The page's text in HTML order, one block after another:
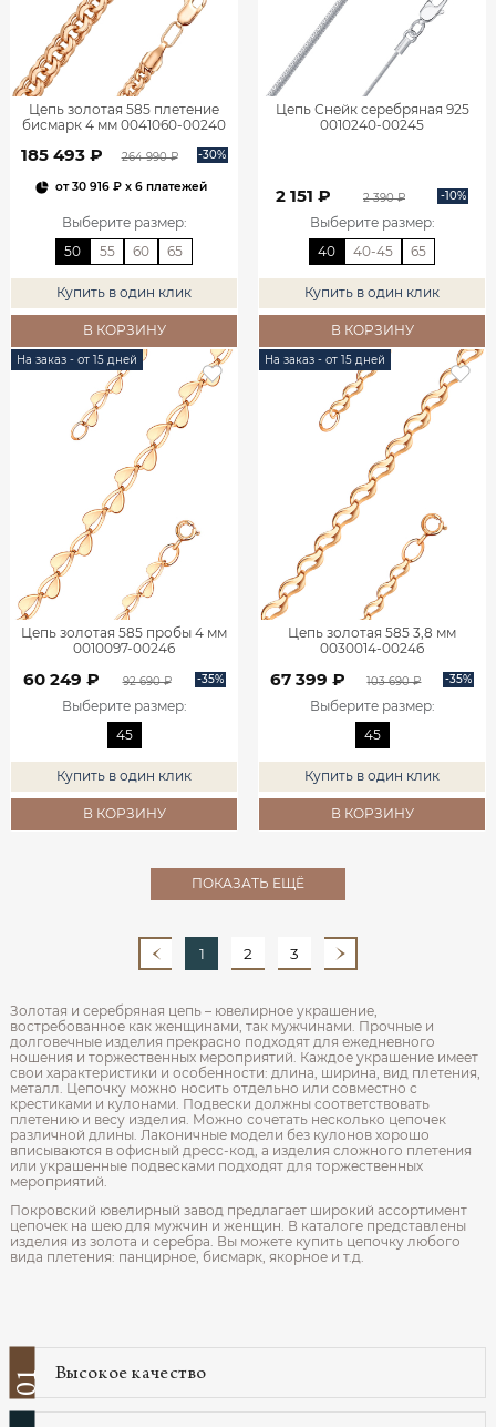
Цепь золотая 585 плетение
бисмарк 4 мм 0041060-00240
185 493 ₽ 264 990 ₽ -30%
от30 916 ₽x 6 платежей
Выберите размер:
50
55 60 65
Купить в один клик
В КОРЗИНУ
Цепь Снейк серебряная 925
0010240-00245
2 151 ₽ 2 390 ₽ -10%
Выберите размер:
40
40-45 65
Купить в один клик
В КОРЗИНУ
На заказ - от 15 дней
Цепь золотая 585 пробы 4 мм
0010097-00246
60 249 ₽ 92 690 ₽ -35%
Выберите размер:
45
Купить в один клик
В КОРЗИНУ
На заказ - от 15 дней
Цепь золотая 585 3,8 мм
0030014-00246
67 399 ₽ 103 690 ₽ -35%
Выберите размер:
45
Купить в один клик
В КОРЗИНУ
ПОКАЗАТЬ ЕЩЁ
1 2 3
Золотая и серебряная цепь – ювелирное украшение,
востребованное как женщинами, так мужчинами. Прочные и
долговечные изделия прекрасно подходят для ежедневного
ношения и торжественных мероприятий. Каждое украшение имеет
свои характеристики и особенности: длина, ширина, вид плетения,
металл. Цепочку можно носить отдельно или совместно с
крестиками и кулонами. Подвески должны соответствовать
плетению и весу изделия. Можно сочетать несколько цепочек
различной длины. Лаконичные модели без кулонов хорошо
вписываются в офисный дресс-код, а изделия сложного плетения
или украшенные подвесками подходят для торжественных
мероприятий.
Покровский ювелирный завод предлагает широкий ассортимент
цепочек на шею для мужчин и женщин. В каталоге представлены
изделия из золота и серебра. Вы можете купить цепочку любого
вида плетения: панцирное, бисмарк, якорное и т.д.
01 Высокое качество